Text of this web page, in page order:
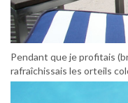
Pendant que je profitais
rafraîchissais les orteils